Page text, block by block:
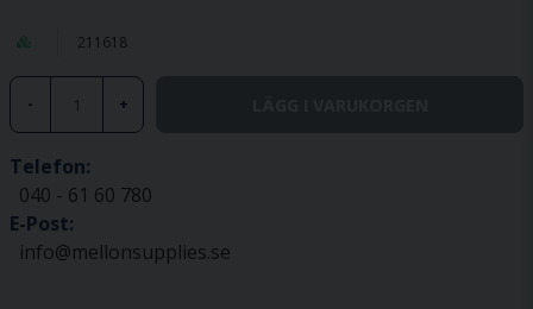
211618
- +
Telefon:
040 - 61 60 780
E-Post:
info@mellonsupplies.se